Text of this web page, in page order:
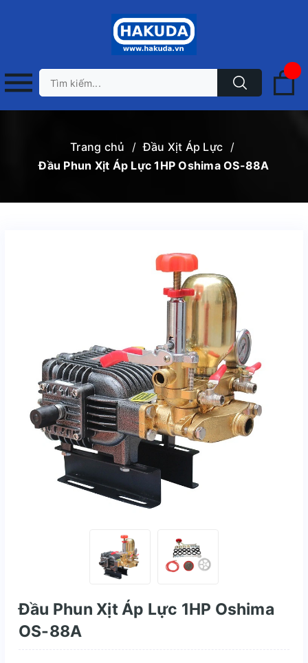
Trang chủ / Đầu Xịt Áp Lực /
Đầu Phun Xịt Áp Lực 1HP Oshima OS-88A
Đầu Phun Xịt Áp Lực 1HP Oshima
OS-88A